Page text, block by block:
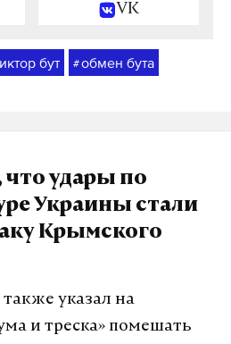
VK
бут #обмен бута
что удары по
Украины стали
Крымского
указал на
и треска» помешать